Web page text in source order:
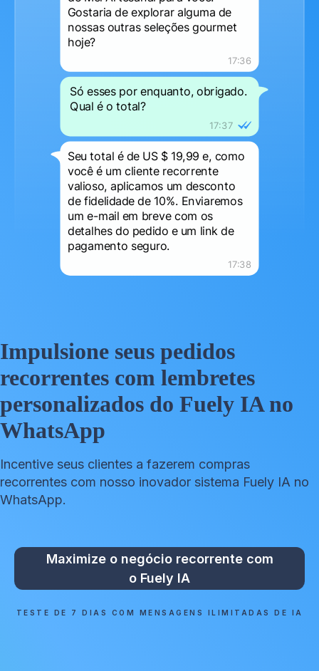
Impulsione seus pedidos
recorrentes com lembretes
personalizados do Fuely IA no
WhatsApp
Incentive seus clientes a fazerem compras
recorrentes com nosso inovador sistema Fuely IA no
WhatsApp.
Maximize o negócio recorrente com
o Fuely IA
TESTE DE 7 DIAS COM MENSAGENS ILIMITADAS DE IA